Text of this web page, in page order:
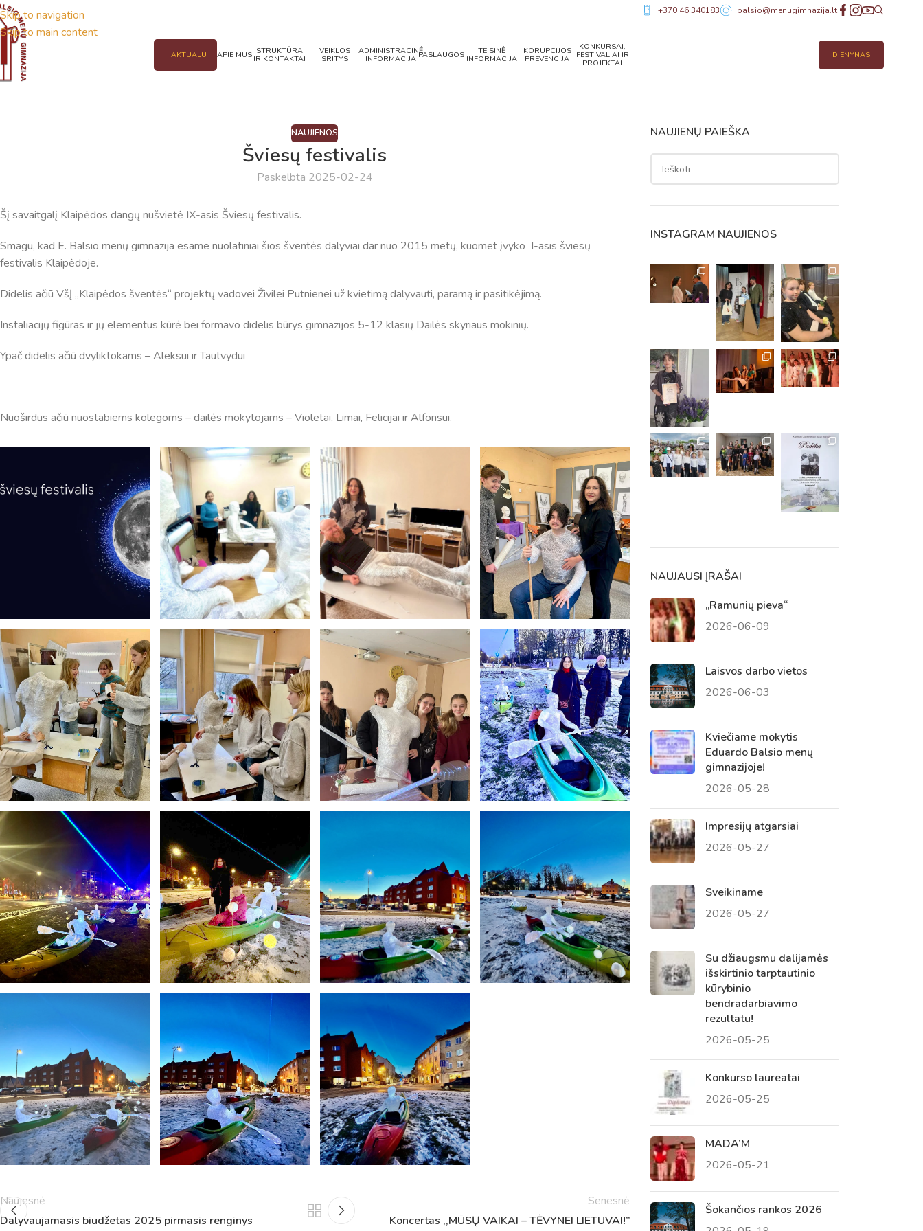
Skip to navigation
Skip to main content
+370 46 340183 balsio@menugimnazija.lt
AKTUALU
Pamokų laikas
Pamoka Pradžia Pabaiga
1
8:00
8:45
2
8:55
9:40
3
9:50
10:35
4
10:50
11:35
5
11:55
12:40
6
13:00
13:45
14:00
14:45
14:55
15:40
9
15:50
16:35
10
16:45
17:30
11
17:40
18:25
12
18:35 19:20
Tvarkaraščiai
Bendrojo ugdymo pamokų tvarkaraštis 2025-2026 m. m.
Pradinių klasių pamokų tvarkaraštis 2025-2026 m. m.
Atostogos
2025 - 2026 mokslo metų atostogos
Netradicinio ugdymo dienos, atvirų durų dienos, tėvų susirinkimai
2025 - 2026 mokslo metų netradicinio ugdymo dienos, atvirų durų dienos, tėvų
susirinkimai
Veiklos ir renginių planas
2025 - 2026 mokslo metų veiklos ir enginių planas
APIE MUS STRUKTŪRA
IR KONTAKTAI
VEIKLOS
SRITYS
ADMINISTRACINĖ
INFORMACIJA PASLAUGOS
TEISINĖ
INFORMACIJA
KORUPCIJOS
PREVENCIJA
KONKURSAI,
FESTIVALIAI IR
PROJEKTAI
DIENYNAS
NAUJIENOS
Šviesų festivalis
Paskelbta 2025-02-24
Šį savaitgalį Klaipėdos dangų nušvietė IX-asis Šviesų festivalis.
Smagu, kad E. Balsio menų gimnazija esame nuolatiniai šios šventės dalyviai dar nuo 2015 metų, kuomet įvyko I-asis šviesų
festivalis Klaipėdoje.
Didelis ačiū VšĮ „Klaipėdos šventės“ projektų vadovei Živilei Putnienei už kvietimą dalyvauti, paramą ir pasitikėjimą.
Instaliacijų figūras ir jų elementus kūrė bei formavo didelis būrys gimnazijos 5-12 klasių Dailės skyriaus mokinių.
Ypač didelis ačiū dvyliktokams – Aleksui ir Tautvydui
Nuoširdus ačiū nuostabiems kolegoms – dailės mokytojams – Violetai, Limai, Felicijai ir Alfonsui.
Naujesnė
Dalyvaujamasis biudžetas 2025 pirmasis renginys
Senesnė
Koncertas ,,MŪSŲ VAIKAI – TĖVYNEI LIETUVAI!”
NAUJIENŲ PAIEŠKA
INSTAGRAM NAUJIENOS
NAUJAUSI ĮRAŠAI
„Ramunių pieva“
2026-06-09
Laisvos darbo vietos
2026-06-03
Kviečiame mokytis
Eduardo Balsio menų
gimnazijoje!
2026-05-28
Impresijų atgarsiai
2026-05-27
Sveikiname
2026-05-27
Su džiaugsmu dalijamės
išskirtinio tarptautinio
kūrybinio
bendradarbiavimo
rezultatu!
2026-05-25
Konkurso laureatai
2026-05-25
MADA’M
2026-05-21
Šokančios rankos 2026
Virtualus asistentas
Sveiki! Taip, aš esu virtualus. Tačiau
dirbtinis intelektas suteikia man galimybę
ne tik analizuoti Jūsų klausimą, bet dar
tobulai atsimenu visą šioje svetainėje